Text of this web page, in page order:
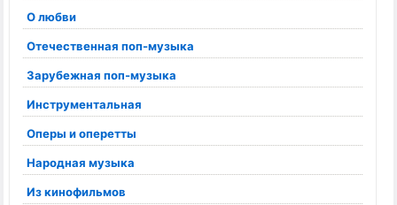
О любви
Отечественная поп-музыка
Зарубежная поп-музыка
Инструментальная
Оперы и оперетты
Народная музыка
Из кинофильмов